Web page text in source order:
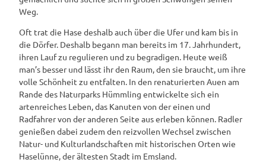
Weg.
Oft trat die Hase deshalb auch über die Ufer und kam bis in
die Dörfer. Deshalb begann man bereits im 17. Jahrhundert,
ihren Lauf zu regulieren und zu begradigen. Heute weiß
man’s besser und lässt ihr den Raum, den sie braucht, um ihre
volle Schönheit zu entfalten. In den renaturierten Auen am
Rande des Naturparks Hümmling entwickelte sich ein
artenreiches Leben, das Kanuten von der einen und
Radfahrer von der anderen Seite aus erleben können. Radler
genießen dabei zudem den reizvollen Wechsel zwischen
Natur- und Kulturlandschaften mit historischen Orten wie
Haselünne, der ältesten Stadt im Emsland.